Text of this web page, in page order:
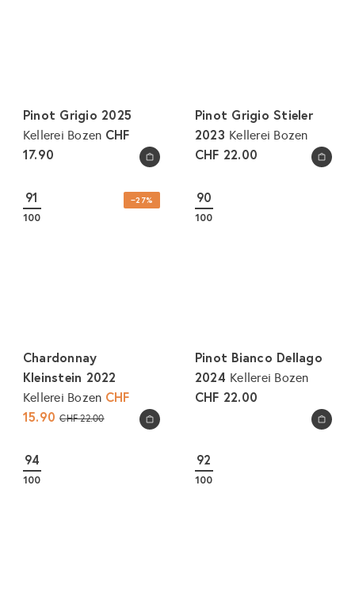
In den Warenkorb legen
Pinot Grigio 2025
Kellerei Bozen CHF
17.90
In den Warenkorb legen
Pinot Grigio Stieler
2023 Kellerei Bozen
CHF 22.00
In den Warenkorb legen
−27%
91
100
Chardonnay
Kleinstein 2022
Kellerei Bozen S
o
CHF
15.90N
CHF 22.00 In den Warenkorb legen
90
100
Pinot Bianco Dellago
2024 Kellerei Bozen
CHF 22.00
94
100
92
100